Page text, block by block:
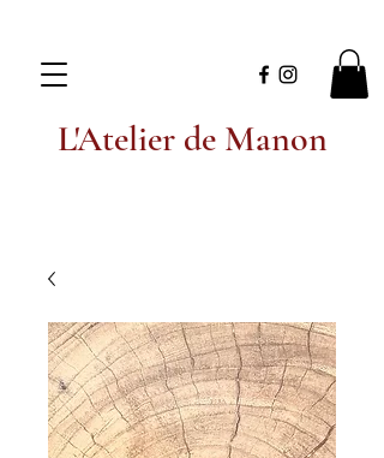
L'Atelier de Manon